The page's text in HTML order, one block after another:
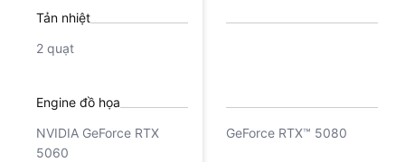
Tản nhiệt
2 quạt
Engine đồ họa
NVIDIA GeForce RTX
5060
GeForce RTX™ 5080